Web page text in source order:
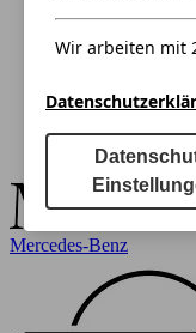
Mercedes-Benz
Wir arbeiten mit